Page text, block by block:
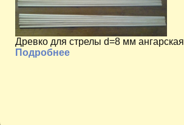
Древко для стрелы d=8 мм
Подробнее